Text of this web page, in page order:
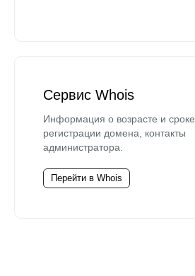
Сервис Whois
Информация о возрасте и сроке
регистрации домена, контакты
администратора.
Перейти в Whois